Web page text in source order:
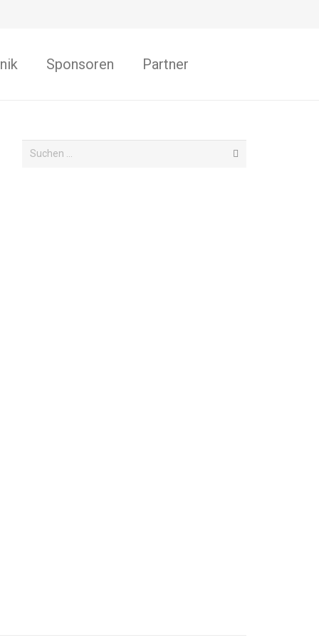
Sponsoren Partner
Suchen